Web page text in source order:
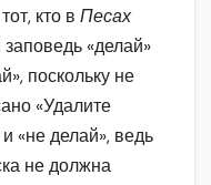
кто в Песах
«делай»
поскольку не
«Удалите
«не делай», ведь
не должна